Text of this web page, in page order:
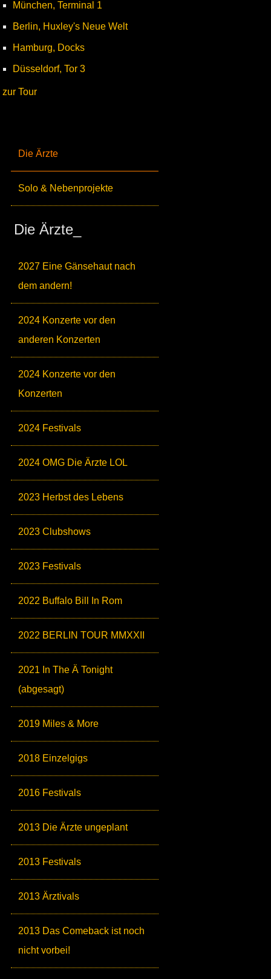
Die Ärzte
Solo & Nebenprojekte
Die Ärzte_
2027 Eine Gänsehaut nach
dem andern!
2024 Konzerte vor den
anderen Konzerten
2024 Konzerte vor den
Konzerten
2024 Festivals
2024 OMG Die Ärzte LOL
2023 Herbst des Lebens
2023 Clubshows
2023 Festivals
2022 Buffalo Bill In Rom
2022 BERLIN TOUR MMXXII
2021 In The Ä Tonight
(abgesagt)
2019 Miles & More
2018 Einzelgigs
2016 Festivals
2013 Die Ärzte ungeplant
2013 Festivals
2013 Ärztivals
2013 Das Comeback ist noch
nicht vorbei!
München, Terminal 1
Berlin, Huxley's Neue Welt
Hamburg, Docks
Düsseldorf, Tor 3
zur Tour